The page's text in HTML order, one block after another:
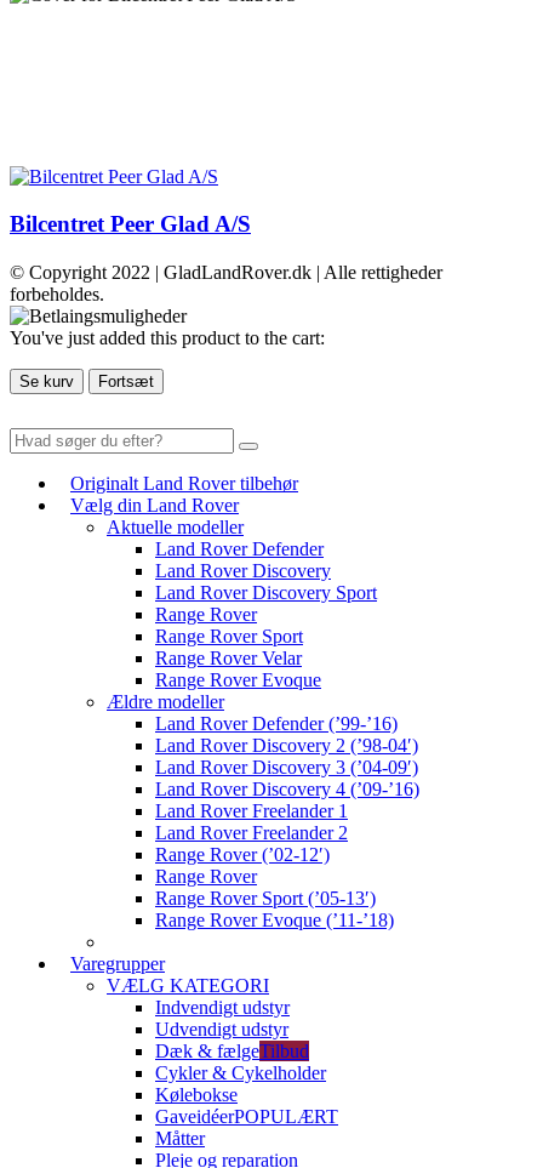
Bilcentret Peer Glad A/S
© Copyright 2022 | GladLandRover.dk | Alle rettigheder
forbeholdes.
You've just added this product to the cart:
Se kurv Fortsæt
Originalt Land Rover tilbehør
Vælg din Land Rover
Aktuelle modeller
Land Rover Defender
Land Rover Discovery
Land Rover Discovery Sport
Range Rover
Range Rover Sport
Range Rover Velar
Range Rover Evoque
Ældre modeller
Land Rover Defender (’99-’16)
Land Rover Discovery 2 (’98-04′)
Land Rover Discovery 3 (’04-09′)
Land Rover Discovery 4 (’09-’16)
Land Rover Freelander 1
Land Rover Freelander 2
Range Rover (’02-12′)
Range Rover
Range Rover Sport (’05-13′)
Range Rover Evoque (’11-’18)
Varegrupper
VÆLG KATEGORI
Indvendigt udstyr
Udvendigt udstyr
Dæk & fælgeTilbud
Cykler & Cykelholder
Kølebokse
GaveidéerPOPULÆRT
Måtter
Pleje og reparation